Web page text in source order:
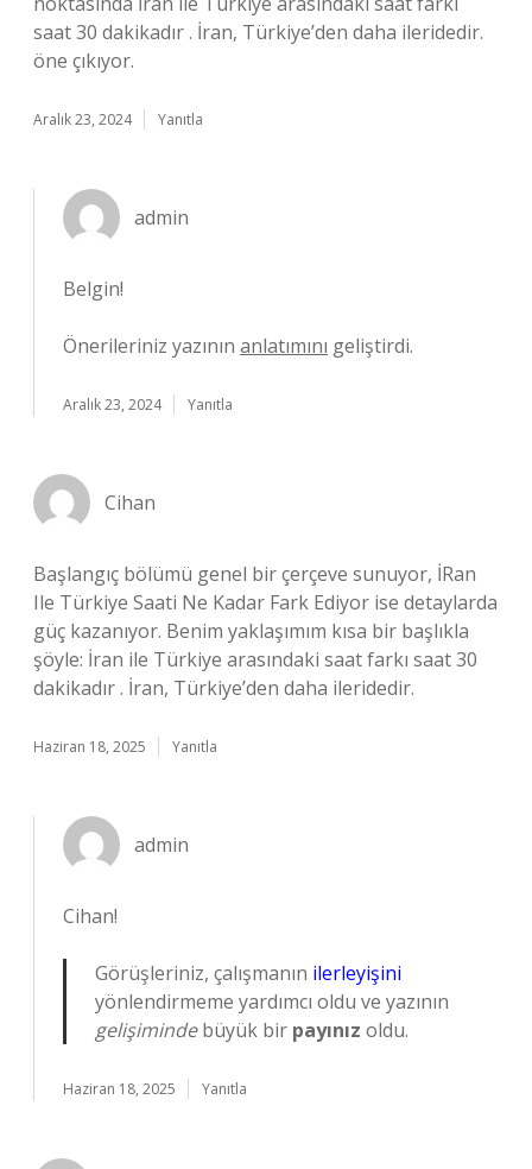
saat 30 dakikadır . İran, Türkiye’den daha ileridedir.
öne çıkıyor.
Aralık 23, 2024 Yanıtla
admin
Belgin!
Önerileriniz yazının anlatımını geliştirdi.
Aralık 23, 2024 Yanıtla
Cihan
Başlangıç bölümü genel bir çerçeve sunuyor, İRan
Ile Türkiye Saati Ne Kadar Fark Ediyor ise detaylarda
güç kazanıyor. Benim yaklaşımım kısa bir başlıkla
şöyle: İran ile Türkiye arasındaki saat farkı saat 30
dakikadır . İran, Türkiye’den daha ileridedir.
Haziran 18, 2025 Yanıtla
admin
Cihan!
Görüşleriniz, çalışmanın ilerleyişini
yönlendirmeme yardımcı oldu ve yazının
gelişimindebüyük bir payınız oldu.
Haziran 18, 2025 Yanıtla